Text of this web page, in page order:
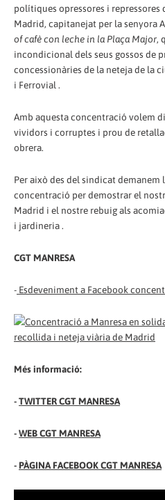
polítiques opressores i repressores
Madrid, capitanejat per la senyora
of cafè con leche in la Plaça Major,
incondicional dels seus gossos de
concessionàries de la neteja de la
i Ferrovial .
Amb aquesta concentració volem
vividors i corruptes i prou de
obrera.
Per això des del sindicat demanem
concentració per demostrar el
Madrid i el nostre rebuig als
i jardineria .
CGT MANRESA
- Esdeveniment a Facebook
Més informació:
-TWITTER CGT MANRESA
-WEB CGT MANRESA
- PÀGINA FACEBOOK CGT MANRESA